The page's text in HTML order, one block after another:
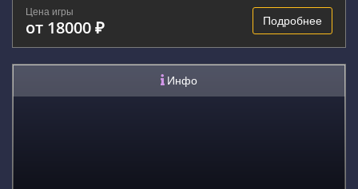
Цена игры
от 18000 ₽ Подробнее
Инфо